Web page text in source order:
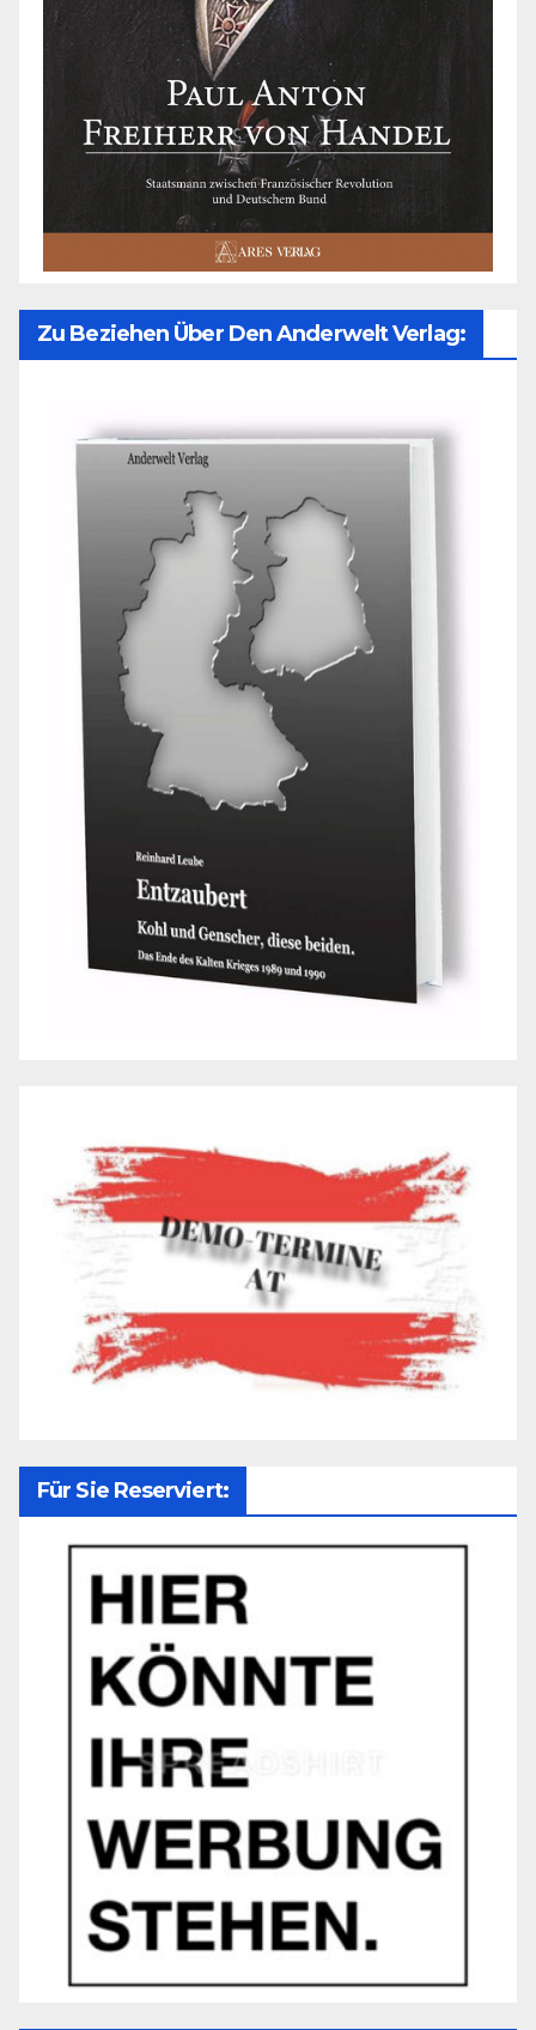
Zu Beziehen Über Den Anderwelt Verlag:
Für Sie Reserviert: